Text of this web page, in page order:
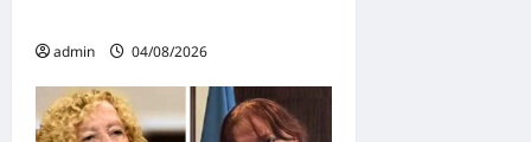
admin 04/08/2026